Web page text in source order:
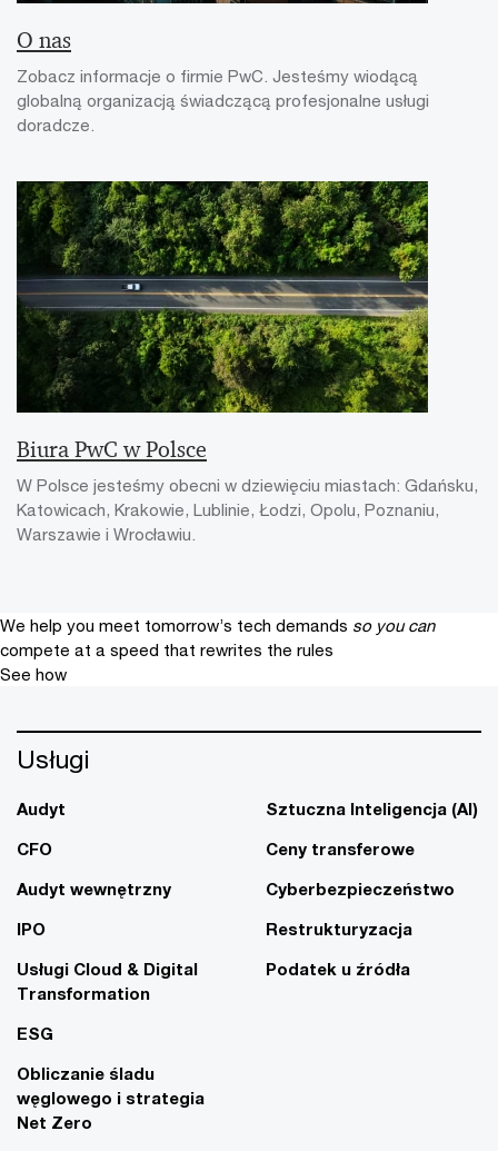
O nas
Zobacz informacje o firmie PwC. Jesteśmy wiodącą
globalną organizacją świadczącą profesjonalne usługi
doradcze.
Biura PwC w Polsce
W Polsce jesteśmy obecni w dziewięciu miastach: Gdańsku,
Katowicach, Krakowie, Lublinie, Łodzi, Opolu, Poznaniu,
Warszawie i Wrocławiu.
We help you meet tomorrow’s tech demands so you can
compete at a speed that rewrites the rules
See how
Usługi
Audyt
CFO
Audyt wewnętrzny
IPO
Usługi Cloud & Digital
Transformation
ESG
Obliczanie śladu
węglowego i strategia
Net Zero
Sztuczna Inteligencja (AI)
Ceny transferowe
Cyberbezpieczeństwo
Restrukturyzacja
Podatek u źródła